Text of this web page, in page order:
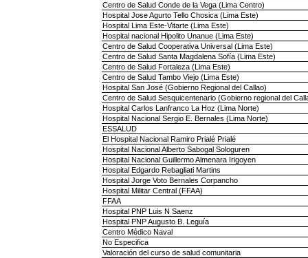
Centro de Salud Conde de la Vega (Lima Centro)
Hospital Jose Agurto Tello Chosica (Lima Este)
Hospital Lima Este-Vitarte (Lima Este)
Hospital nacional Hipolito Unanue (Lima Este)
Centro de Salud Cooperativa Universal (Lima Este)
Centro de Salud Santa Magdalena Sofía (Lima Este)
Centro de Salud Fortaleza (Lima Este)
Centro de Salud Tambo Viejo (Lima Este)
Hospital San José (Gobierno Regional del Callao)
Centro de Salud Sesquicentenario (Gobierno regional del
Hospital Carlos Lanfranco La Hoz (Lima Norte)
Hospital Nacional Sergio E. Bernales (Lima Norte)
ESSALUD
El Hospital Nacional Ramiro Prialé Prialé
Hospital Nacional Alberto Sabogal Sologuren
Hospital Nacional Guillermo Almenara Irigoyen
Hospital Edgardo Rebagliati Martins
Hospital Jorge Voto Bernales Corpancho
Hospital Militar Central (FFAA)
FFAA
Hospital PNP Luis N Saenz
Hospital PNP Augusto B. Leguía
Centro Médico Naval
No Especifica
Valoración del curso de salud comunitaria